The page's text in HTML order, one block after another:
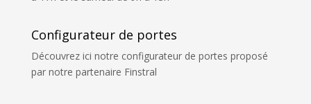
Configurateur de portes
Découvrez ici notre configurateur de portes proposé
par notre partenaire Finstral